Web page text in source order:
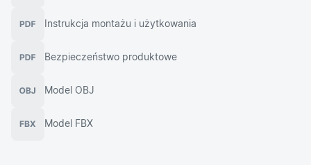
Instrukcja montażu i użytkowania
Bezpieczeństwo produktowe
Model OBJ
Model FBX